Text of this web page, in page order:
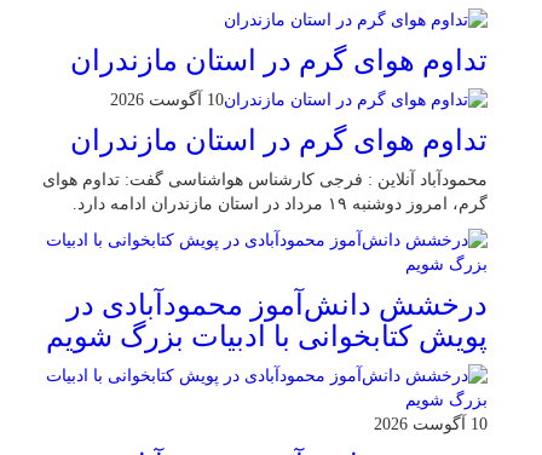
تداوم هوای گرم در استان مازندران
10 آگوست 2026
تداوم هوای گرم در استان مازندران
محمودآباد آنلاین : فرجی کارشناس هواشناسی گفت: تداوم هوای
گرم، امروز دوشنبه ۱۹ مرداد در استان مازندران ادامه دارد.
درخشش دانش‌آموز محمودآبادی در
پویش کتابخوانی با ادبیات بزرگ شویم
10 آگوست 2026